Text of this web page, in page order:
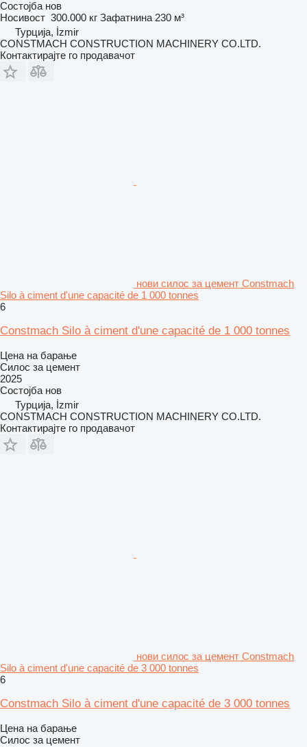
Состојба нов
Носивост 300.000 кг Зафатнина 230 м³
Турција, İzmir
CONSTMACH CONSTRUCTION MACHINERY CO.LTD.
Контактирајте го продавачот
нови силос за цемент Constmach
Silo à ciment d'une capacité de 1 000 tonnes
6
Constmach Silo à ciment d'une capacité de 1 000 tonnes
Цена на барање
Силос за цемент
2025
Состојба нов
Турција, İzmir
CONSTMACH CONSTRUCTION MACHINERY CO.LTD.
Контактирајте го продавачот
нови силос за цемент Constmach
Silo à ciment d'une capacité de 3 000 tonnes
6
Constmach Silo à ciment d'une capacité de 3 000 tonnes
Цена на барање
Силос за цемент